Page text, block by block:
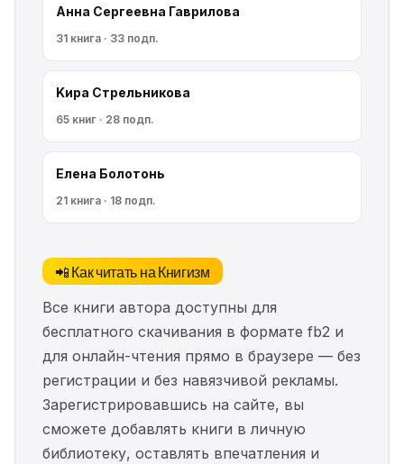
Анна Сергеевна Гаврилова
31 книга · 33 подп.
Kирa Cтрeльникoва
65 книг · 28 подп.
Елена Болотонь
21 книга · 18 подп.
📲 Как читать на Книгизм
Все книги автора доступны для
бесплатного скачивания в формате fb2 и
для онлайн-чтения прямо в браузере — без
регистрации и без навязчивой рекламы.
Зарегистрировавшись на сайте, вы
сможете добавлять книги в личную
библиотеку, оставлять впечатления и